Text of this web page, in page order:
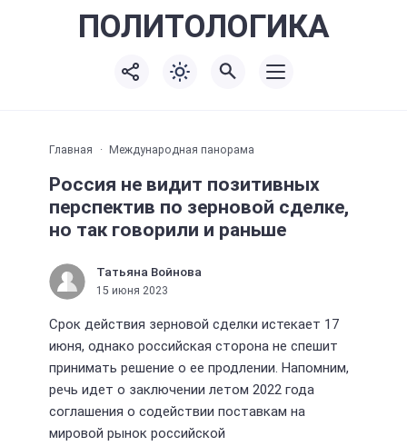
ПОЛИТОЛОГИКА
Главная Международная панорама
Россия не видит позитивных
перспектив по зерновой сделке,
но так говорили и раньше
Татьяна Войнова
15 июня 2023
Срок действия зерновой сделки истекает 17
июня, однако российская сторона не спешит
принимать решение о ее продлении. Напомним,
речь идет о заключении летом 2022 года
соглашения о содействии поставкам на
мировой рынок российской